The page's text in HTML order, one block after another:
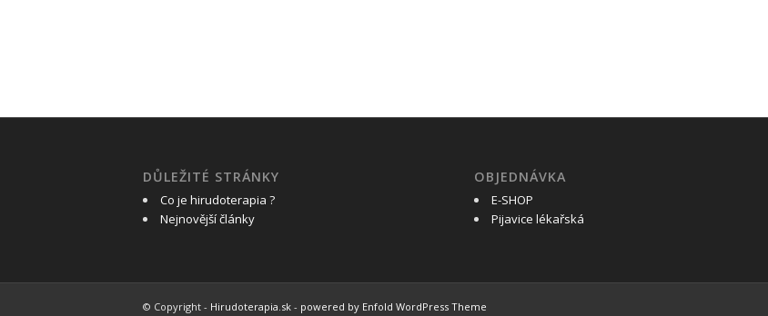
DŮLEŽITÉ STRÁNKY
Co je hirudoterapia ?
Nejnovější články
OBJEDNÁVKA
E-SHOP
Pijavice lékařská
© Copyright - Hirudoterapia.sk - powered by Enfold WordPress Theme